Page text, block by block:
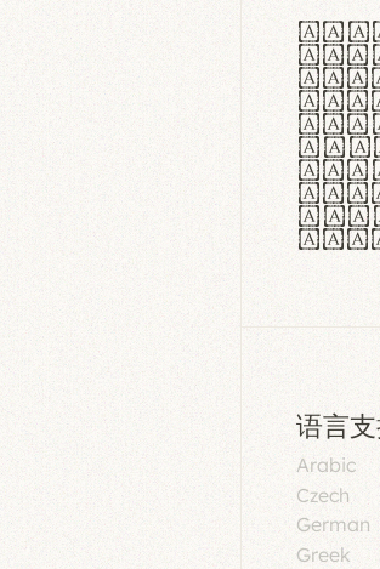
In
语言
Arabic
Czech
German
Greek